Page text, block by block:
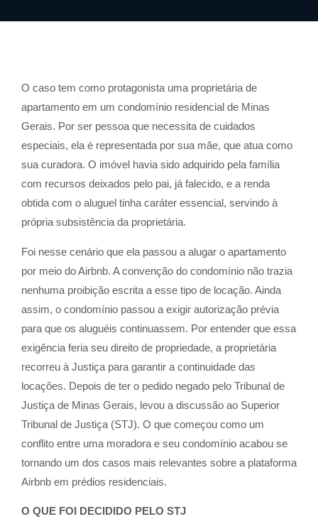
O caso tem como protagonista uma proprietária de
apartamento em um condomínio residencial de Minas
Gerais. Por ser pessoa que necessita de cuidados
especiais, ela é representada por sua mãe, que atua como
sua curadora. O imóvel havia sido adquirido pela família
com recursos deixados pelo pai, já falecido, e a renda
obtida com o aluguel tinha caráter essencial, servindo à
própria subsistência da proprietária.
Foi nesse cenário que ela passou a alugar o apartamento
por meio do Airbnb. A convenção do condomínio não trazia
nenhuma proibição escrita a esse tipo de locação. Ainda
assim, o condomínio passou a exigir autorização prévia
para que os aluguéis continuassem. Por entender que essa
exigência feria seu direito de propriedade, a proprietária
recorreu à Justiça para garantir a continuidade das
locações. Depois de ter o pedido negado pelo Tribunal de
Justiça de Minas Gerais, levou a discussão ao Superior
Tribunal de Justiça (STJ). O que começou como um
conflito entre uma moradora e seu condomínio acabou se
tornando um dos casos mais relevantes sobre a plataforma
Airbnb em prédios residenciais.
O QUE FOI DECIDIDO PELO STJ